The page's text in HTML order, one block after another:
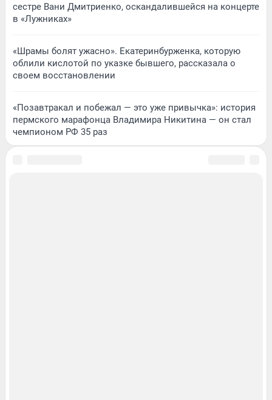
сестре Вани Дмитриенко, оскандалившейся на концерте
в «Лужниках»
«Шрамы болят ужасно». Екатеринбурженка, которую
облили кислотой по указке бывшего, рассказала о
своем восстановлении
«Позавтракал и побежал — это уже привычка»: история
пермского марафонца Владимира Никитина — он стал
чемпионом РФ 35 раз